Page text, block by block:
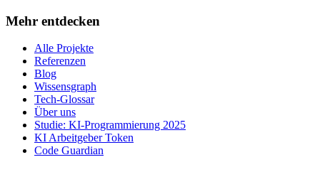
Mehr entdecken
Alle Projekte
Referenzen
Blog
Wissensgraph
Tech-Glossar
Über uns
Studie: KI-Programmierung 2025
KI Arbeitgeber Token
Code Guardian